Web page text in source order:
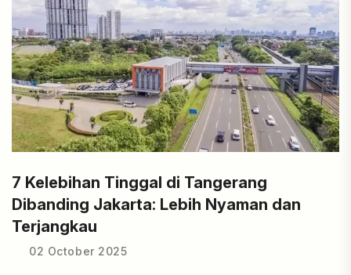
7 Kelebihan Tinggal di Tangerang
Dibanding Jakarta: Lebih Nyaman dan
Terjangkau
02 October 2025